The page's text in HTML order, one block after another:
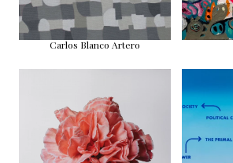
Carlos Blanco Artero